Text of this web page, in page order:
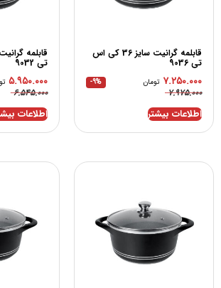
قابلمه گرانیت سایز 36 کی اس
تی 9036
۷.۹۷۵.۰۰۰
۷.۲۵۰.۰۰۰ تومان -9%
اطلاعات بیشتر
تی 9032
۶.۵۴۵.۰۰۰
۵.۹۵۰.۰۰۰
اطلاعات